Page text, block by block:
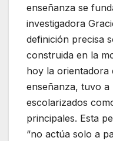
enseñanza se
investigadora
definición precisa
construida en la
hoy la orientadora
enseñanza, tuvo a
escolarizados
principales. Esta
“no actúa solo a